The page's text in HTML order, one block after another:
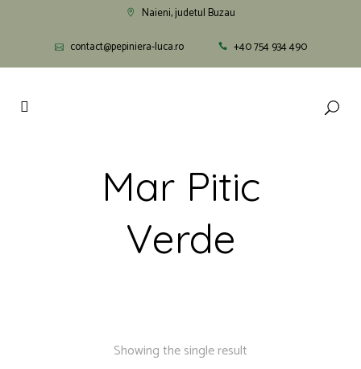
Naieni, judetul Buzau
contact@pepiniera-luca.ro
+40 754 934 490
Mar Pitic
Verde
Showing the single result